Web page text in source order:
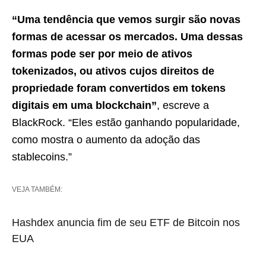
“Uma tendência que vemos surgir são novas
formas de acessar os mercados. Uma dessas
formas pode ser por meio de ativos
tokenizados, ou ativos cujos direitos de
propriedade foram convertidos em tokens
digitais em uma blockchain”, escreve a
BlackRock. “Eles estão ganhando popularidade,
como mostra o aumento da adoção das
stablecoins.”
VEJA TAMBÉM:
Hashdex anuncia fim de seu ETF de Bitcoin nos
EUA